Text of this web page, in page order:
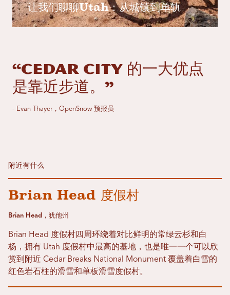
让我们聊聊Utah：从城镇到单轨
“Cedar City 的一大优点
是靠近步道。”
- Evan Thayer，OpenSnow 预报员
附近有什么
Brian Head 度假村
Brian Head，犹他州
Brian Head 度假村四周环绕着对比鲜明的常绿云杉和白
杨，拥有 Utah 度假村中最高的基地，也是唯一一个可以欣
赏到附近 Cedar Breaks National Monument 覆盖着白雪的
红色岩石柱的滑雪和单板滑雪度假村。